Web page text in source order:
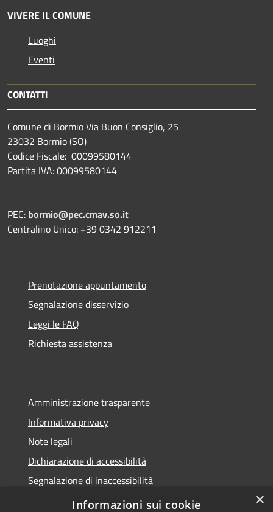
VIVERE IL COMUNE
Luoghi
Eventi
CONTATTI
Comune di Bormio Via Buon Consiglio, 25
23032 Bormio (SO)
Codice Fiscale: 00099580144
Partita IVA: 00099580144
PEC: bormio@pec.cmav.so.it
Centralino Unico: +39 0342 912211
Prenotazione appuntamento
Segnalazione disservizio
Leggi le FAQ
Richiesta assistenza
Amministrazione trasparente
Informativa privacy
Note legali
Dichiarazione di accessibilità
Segnalazione di inaccessibilità
Whistleblowing segnalazione illeciti
×
Informazioni sui cookie